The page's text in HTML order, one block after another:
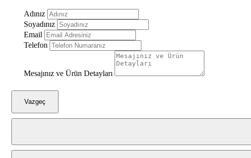
Gümüş Siyah
Beyaz Altın
Beyaz Gümüş
Adınız
Soyadınız
Email
Telefon
Mesajınız ve Ürün Detayları
Vazgeç